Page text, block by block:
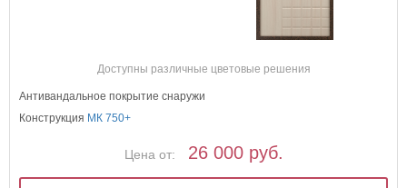
Доступны различные цветовые решения
Антивандальное покрытие снаружи
Конструкция МК 750+
Цена от: 26 000 руб.